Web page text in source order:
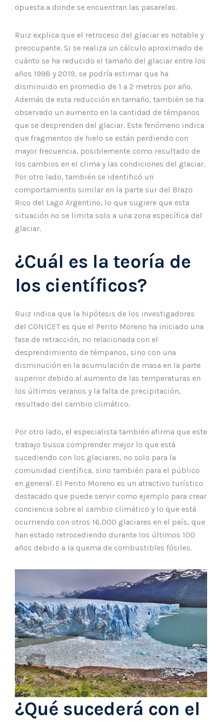
opuesta a donde se encuentran las pasarelas.
Ruiz explica que el retroceso del glaciar es notable y
preocupante. Si se realiza un cálculo aproximado de
cuánto se ha reducido el tamaño del glaciar entre los
años 1998 y 2019, se podría estimar que ha
disminuido en promedio de 1 a 2 metros por año.
Además de esta reducción en tamaño, también se ha
observado un aumento en la cantidad de témpanos
que se desprenden del glaciar. Este fenómeno indica
que fragmentos de hielo se están perdiendo con
mayor frecuencia, posiblemente como resultado de
los cambios en el clima y las condiciones del glaciar.
Por otro lado, también se identificó un
comportamiento similar en la parte sur del Brazo
Rico del Lago Argentino, lo que sugiere que esta
situación no se limita solo a una zona específica del
glaciar.
¿Cuál es la teoría de
los científicos?
Ruiz indica que la hipótesis de los investigadores
del CONICET es que el Perito Moreno ha iniciado una
fase de retracción, no relacionada con el
desprendimiento de témpanos, sino con una
disminución en la acumulación de masa en la parte
superior debido al aumento de las temperaturas en
los últimos veranos y la falta de precipitación,
resultado del cambio climático.
Por otro lado, el especialista también afirma que este
trabajo busca comprender mejor lo que está
sucediendo con los glaciares, no solo para la
comunidad científica, sino también para el público
en general. El Perito Moreno es un atractivo turístico
destacado que puede servir como ejemplo para crear
conciencia sobre el cambio climático y lo que está
ocurriendo con otros 16,000 glaciares en el país, que
han estado retrocediendo durante los últimos 100
años debido a la quema de combustibles fósiles.
¿Qué sucederá con el